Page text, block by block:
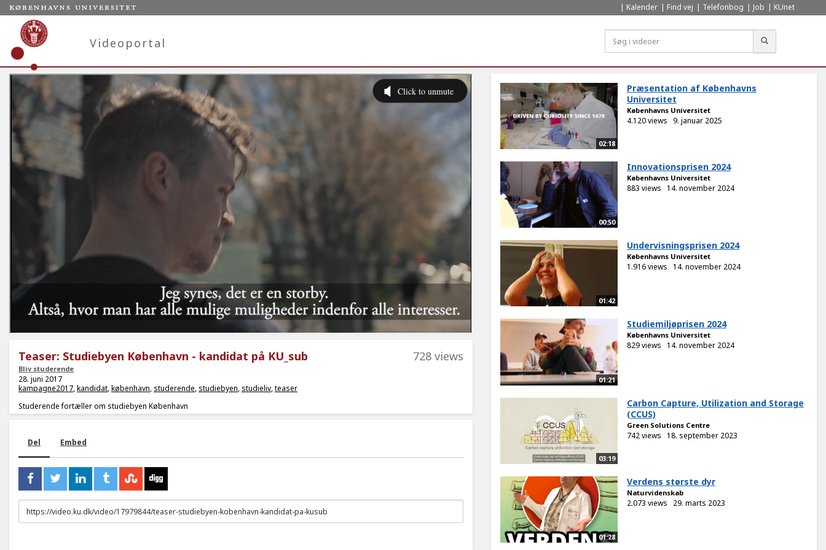
Kalender Find vej Telefonbog Job KUnet
Videoportal
Teaser: Studiebyen København - kandidat på KU_sub
Bliv studerende
728 views
28. juni 2017
kampagne2017,kandidat,københavn, studerende, studiebyen, studieliv,teaser
Studerende fortæller om studiebyen København
Del Embed
URL
to
02:18
Præsentation af Københavns
Universitet
Københavns Universitet
4.120 views 9. januar 2025
00:50
Innovationsprisen 2024
Københavns Universitet
883 views 14. november 2024
01:42
Undervisningsprisen 2024
Københavns Universitet
1.916 views 14. november 2024
01:21
Studiemiljøprisen 2024
Københavns Universitet
829 views 14. november 2024
03:19
Carbon Capture, Utilization and Storage
(CCUS)
Green Solutions Centre
742 views 18. september 2023
01:28
Verdens største dyr
Naturvidenskab
2.073 views 29. marts 2023